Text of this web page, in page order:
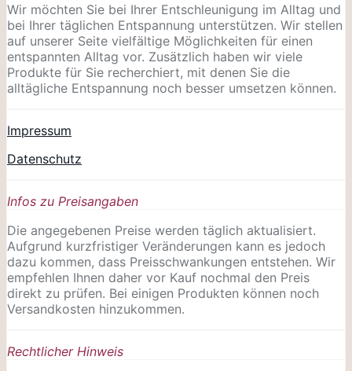
Wir möchten Sie bei Ihrer Entschleunigung im Alltag und
bei Ihrer täglichen Entspannung unterstützen. Wir stellen
auf unserer Seite vielfältige Möglichkeiten für einen
entspannten Alltag vor. Zusätzlich haben wir viele
Produkte für Sie recherchiert, mit denen Sie die
alltägliche Entspannung noch besser umsetzen können.
Impressum
Datenschutz
Infos zu Preisangaben
Die angegebenen Preise werden täglich aktualisiert.
Aufgrund kurzfristiger Veränderungen kann es jedoch
dazu kommen, dass Preisschwankungen entstehen. Wir
empfehlen Ihnen daher vor Kauf nochmal den Preis
direkt zu prüfen. Bei einigen Produkten können noch
Versandkosten hinzukommen.
Rechtlicher Hinweis